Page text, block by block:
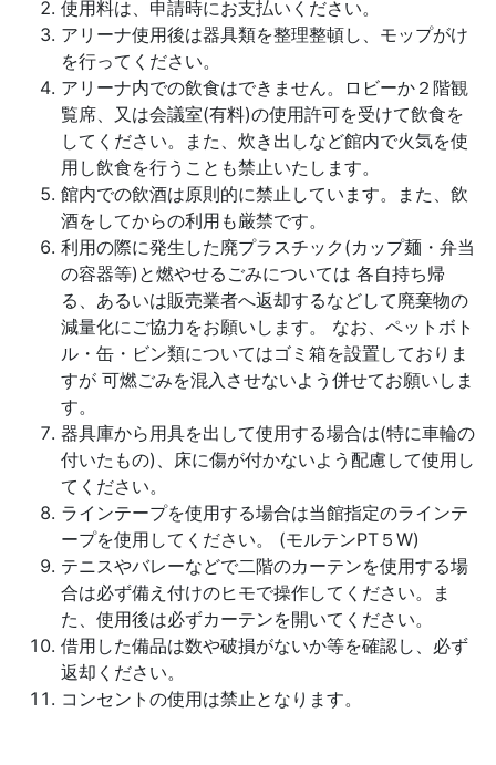
使用料は、申請時にお支払いください。
アリーナ使用後は器具類を整理整頓し、モップがけ
を行ってください。
アリーナ内での飲食はできません。ロビーか２階観
覧席、又は会議室(有料)の使用許可を受けて飲食を
してください。また、炊き出しなど館内で火気を使
用し飲食を行うことも禁止いたします。
館内での飲酒は原則的に禁止しています。また、飲
酒をしてからの利用も厳禁です。
利用の際に発生した廃プラスチック(カップ麺・弁当
の容器等)と燃やせるごみについては 各自持ち帰
る、あるいは販売業者へ返却するなどして廃棄物の
減量化にご協力をお願いします。 なお、ペットボト
ル・缶・ビン類についてはゴミ箱を設置しておりま
すが 可燃ごみを混入させないよう併せてお願いしま
す。
器具庫から用具を出して使用する場合は(特に車輪の
付いたもの)、床に傷が付かないよう配慮して使用し
てください。
ラインテープを使用する場合は当館指定のラインテ
ープを使用してください。 (モルテンPT５W)
テニスやバレーなどで二階のカーテンを使用する場
合は必ず備え付けのヒモで操作してください。ま
た、使用後は必ずカーテンを開いてください。
借用した備品は数や破損がないか等を確認し、必ず
返却ください。
コンセントの使用は禁止となります。